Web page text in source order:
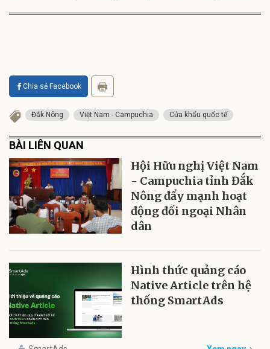
Chia sẻ Facebook
Đắk Nông Việt Nam - Campuchia Cửa khẩu quốc tế
BÀI LIÊN QUAN
Hội Hữu nghị Việt Nam
- Campuchia tỉnh Đắk
Nông đẩy mạnh hoạt
động đối ngoại Nhân
dân
Hình thức quảng cáo
Native Article trên hệ
thống SmartAds